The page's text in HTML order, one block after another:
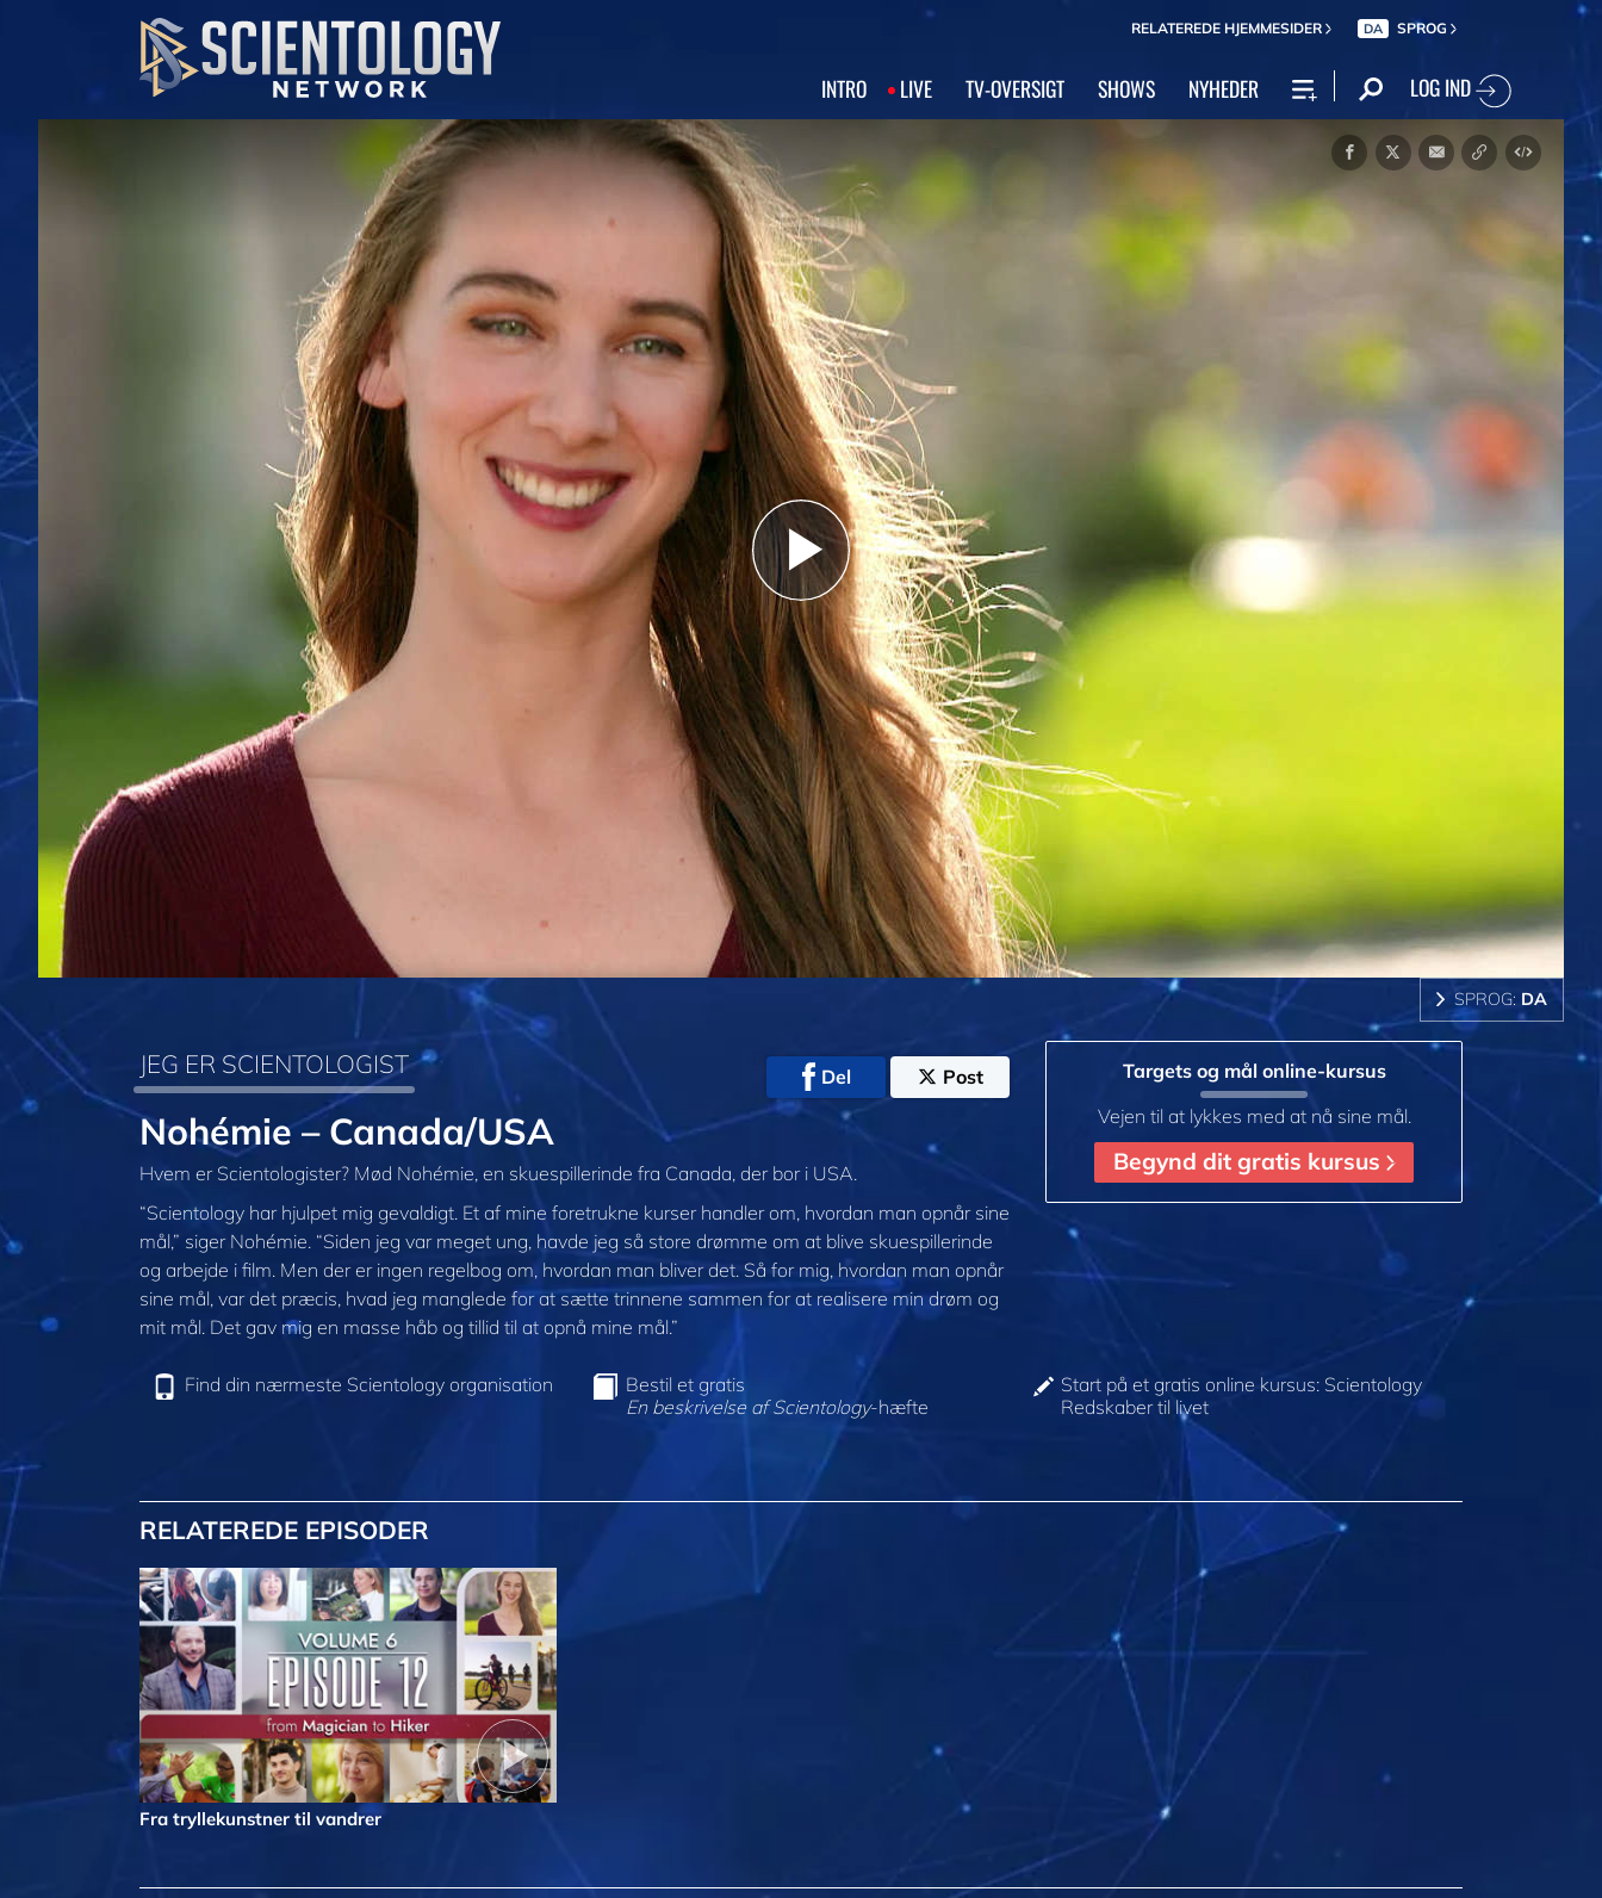
RELATEREDE HJEMMESIDER DA SPROG
INTRO LIVE TV‑OVERSIGT SHOWS NYHEDER LOG IND
Play
Video
SPROG: DA
JEG ER SCIENTOLOGIST Del Post
Nohémie – Canada/USA
Hvem er Scientologister? Mød Nohémie, en skuespillerinde fra Canada, der bor i USA.
“Scientology har hjulpet mig gevaldigt. Et af mine foretrukne kurser handler om, hvordan man opnår sine
mål,” siger Nohémie. “Siden jeg var meget ung, havde jeg så store drømme om at blive skuespillerinde
og arbejde i film. Men der er ingen regelbog om, hvordan man bliver det. Så for mig, hvordan man opnår
sine mål, var det præcis, hvad jeg manglede for at sætte trinnene sammen for at realisere min drøm og
mit mål. Det gav mig en masse håb og tillid til at opnå mine mål.”
Targets og mål online-kursus
Vejen til at lykkes med at nå sine mål.
Begynd dit gratis kursus
Find din nærmeste Scientology organisation
Bestil et gratis
En beskrivelse af Scientology-hæfte
Start på et gratis online kursus: Scientology
Redskaber til livet
RELATEREDE EPISODER
Fra tryllekunstner til vandrer